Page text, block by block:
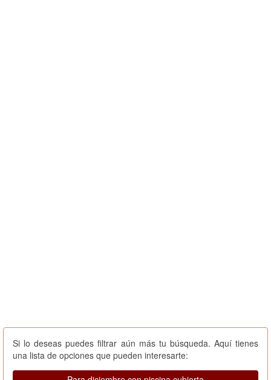
Si lo deseas puedes filtrar aún más tu búsqueda. Aquí tienes
una lista de opciones que pueden interesarte: